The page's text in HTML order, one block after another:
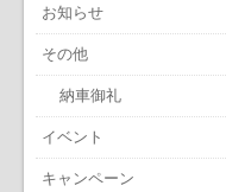
お知らせ
その他
納車御礼
イベント
キャンペーン